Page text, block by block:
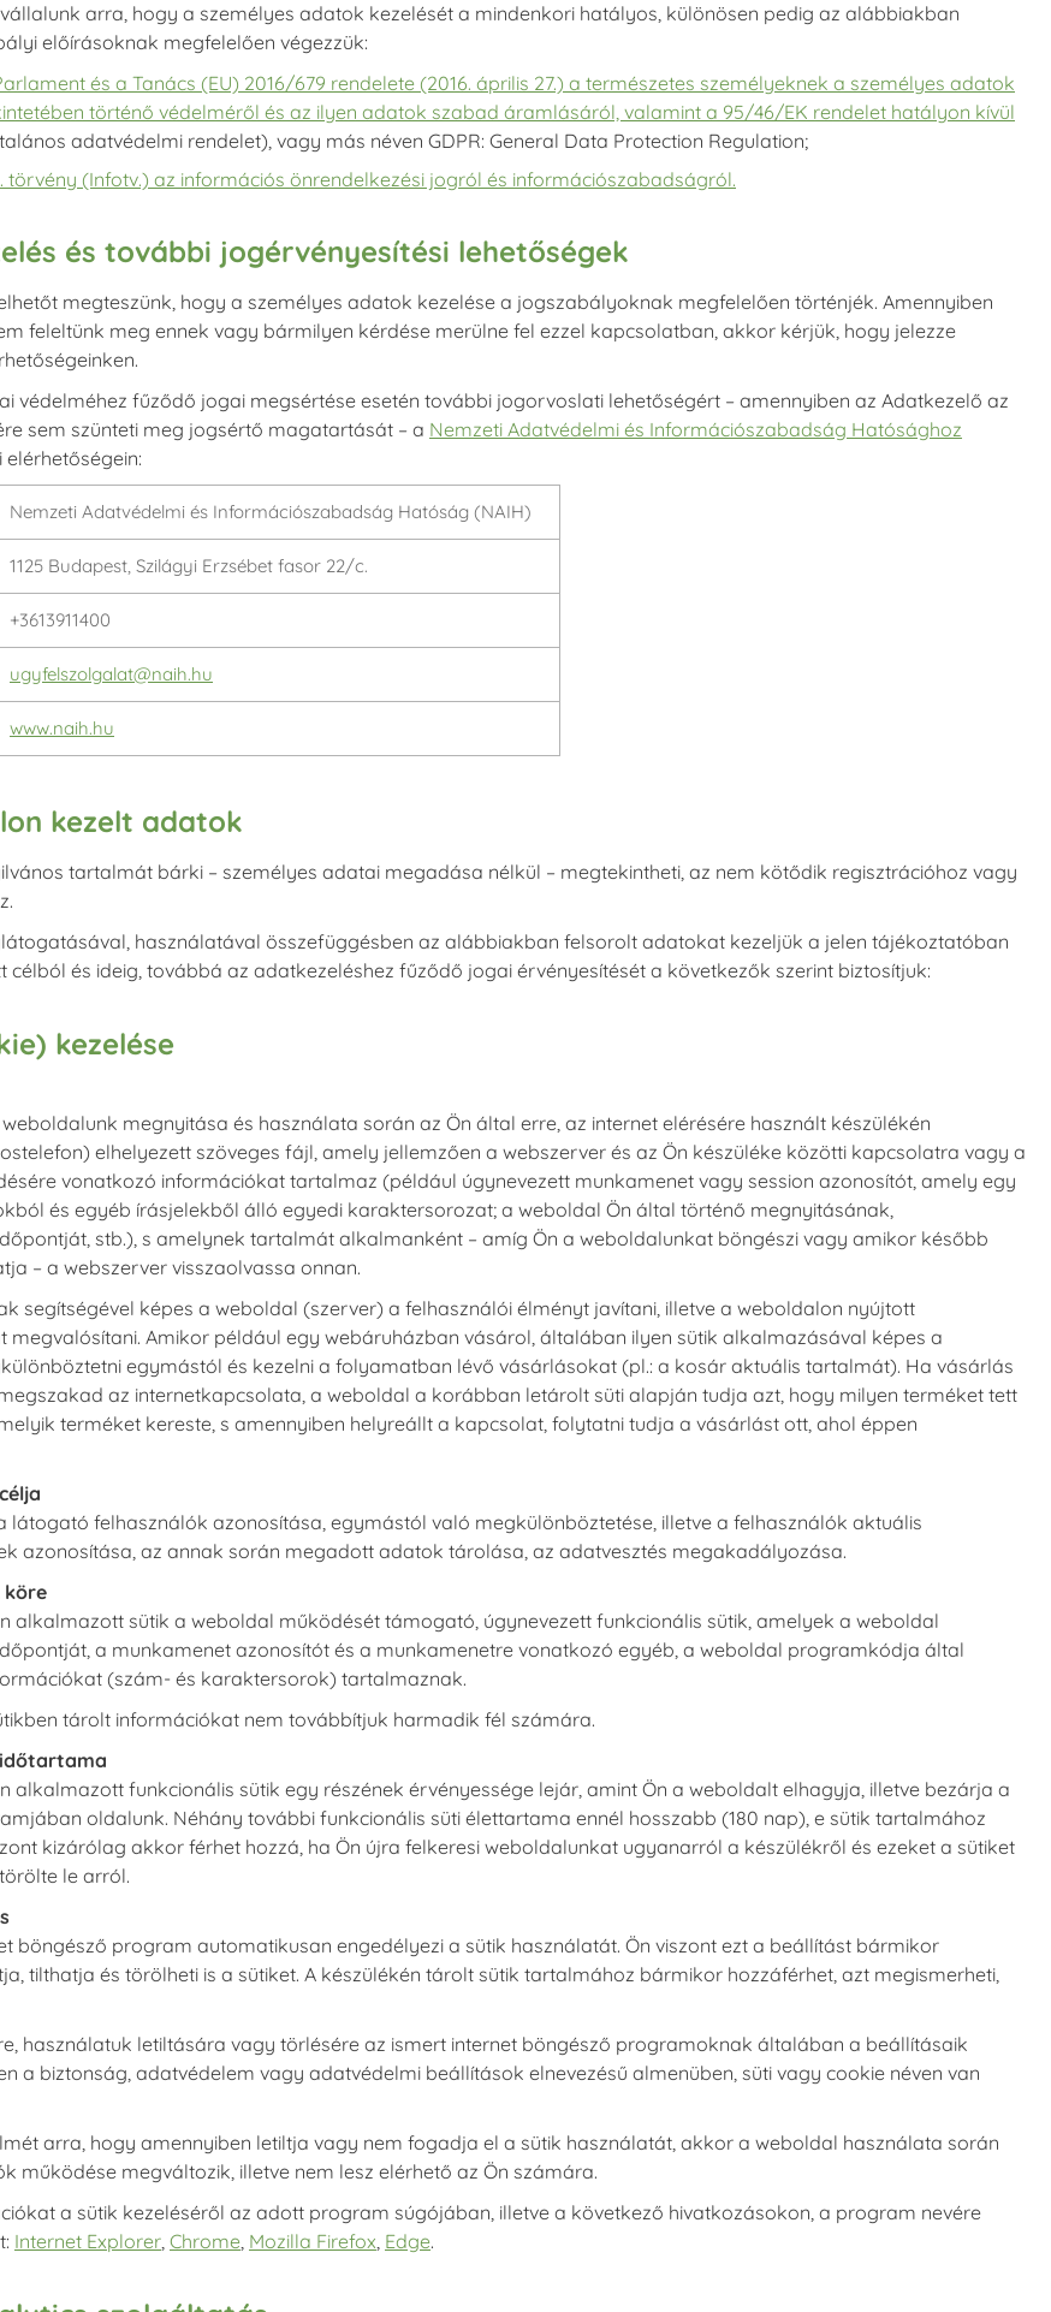
arra, hogy a személyes adatok kezelését a mindenkori hatályos, különösen pedig az alábbiakban
előírásoknak megfelelően végezzük:
és a Tanács (EU) 2016/679 rendelete (2016. április 27.) a természetes személyeknek a személyes adatok
történő védelméről és az ilyen adatok szabad áramlásáról, valamint a 95/46/EK rendelet hatályon kívül
adatvédelmi rendelet), vagy más néven GDPR: General Data Protection Regulation;
törvény (Infotv.) az információs önrendelkezési jogról és információszabadságról.
és további jogérvényesítési lehetőségek
megteszünk, hogy a személyes adatok kezelése a jogszabályoknak megfelelően történjék. Amennyiben
feleltünk meg ennek vagy bármilyen kérdése merülne fel ezzel kapcsolatban, akkor kérjük, hogy jelezze
védelméhez fűződő jogai megsértése esetén további jogorvoslati lehetőségért – amennyiben az Adatkezelő az
sem szünteti meg jogsértő magatartását – a Nemzeti Adatvédelmi és Információszabadság Hatósághoz
Nemzeti Adatvédelmi és Információszabadság Hatóság (NAIH)
1125 Budapest, Szilágyi Erzsébet fasor 22/c.
+3613911400
ugyfelszolgalat@naih.hu
www.naih.hu
kezelt adatok
tartalmát bárki – személyes adatai megadása nélkül – megtekintheti, az nem kötődik regisztrációhoz vagy
használatával összefüggésben az alábbiakban felsorolt adatokat kezeljük a jelen tájékoztatóban
és ideig, továbbá az adatkezeléshez fűződő jogai érvényesítését a következők szerint biztosítjuk:
kezelése
megnyitása és használata során az Ön által erre, az internet elérésére használt készülékén
elhelyezett szöveges fájl, amely jellemzően a webszerver és az Ön készüléke közötti kapcsolatra vagy a
vonatkozó információkat tartalmaz (például úgynevezett munkamenet vagy session azonosítót, amely egy
és egyéb írásjelekből álló egyedi karaktersorozat; a weboldal Ön által történő megnyitásának,
stb.), s amelynek tartalmát alkalmanként – amíg Ön a weboldalunkat böngészi vagy amikor később
– a webszerver visszaolvassa onnan.
segítségével képes a weboldal (szerver) a felhasználói élményt javítani, illetve a weboldalon nyújtott
megvalósítani. Amikor például egy webáruházban vásárol, általában ilyen sütik alkalmazásával képes a
egymástól és kezelni a folyamatban lévő vásárlásokat (pl.: a kosár aktuális tartalmát). Ha vásárlás
az internetkapcsolata, a weboldal a korábban letárolt süti alapján tudja azt, hogy milyen terméket tett
terméket kereste, s amennyiben helyreállt a kapcsolat, folytatni tudja a vásárlást ott, ahol éppen
látogató felhasználók azonosítása, egymástól való megkülönböztetése, illetve a felhasználók aktuális
azonosítása, az annak során megadott adatok tárolása, az adatvesztés megakadályozása.
köre
alkalmazott sütik a weboldal működését támogató, úgynevezett funkcionális sütik, amelyek a weboldal
a munkamenet azonosítót és a munkamenetre vonatkozó egyéb, a weboldal programkódja által
(szám- és karaktersorok) tartalmaznak.
tárolt információkat nem továbbítjuk harmadik fél számára.
alkalmazott funkcionális sütik egy részének érvényessége lejár, amint Ön a weboldalt elhagyja, illetve bezárja a
oldalunk. Néhány további funkcionális süti élettartama ennél hosszabb (180 nap), e sütik tartalmához
kizárólag akkor férhet hozzá, ha Ön újra felkeresi weboldalunkat ugyanarról a készülékről és ezeket a sütiket
le arról.
böngésző program automatikusan engedélyezi a sütik használatát. Ön viszont ezt a beállítást bármikor
tilthatja és törölheti is a sütiket. A készülékén tárolt sütik tartalmához bármikor hozzáférhet, azt megismerheti,
használatuk letiltására vagy törlésére az ismert internet böngésző programoknak általában a beállításaik
a biztonság, adatvédelem vagy adatvédelmi beállítások elnevezésű almenüben, süti vagy cookie néven van
arra, hogy amennyiben letiltja vagy nem fogadja el a sütik használatát, akkor a weboldal használata során
működése megváltozik, illetve nem lesz elérhető az Ön számára.
a sütik kezeléséről az adott program súgójában, illetve a következő hivatkozásokon, a program nevére
Internet Explorer, Chrome, Mozilla Firefox, Edge.